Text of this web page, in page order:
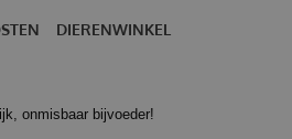
DIERENWINKEL
onmisbaar bijvoeder!